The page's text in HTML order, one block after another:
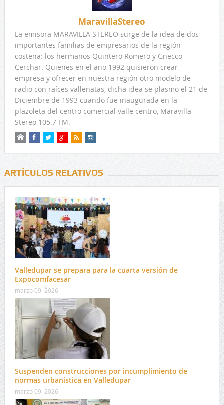
MaravillaStereo
La emisora MARAVILLA STEREO surge de la idea de dos
importantes familias de empresarios de la región
costeña: los hermanos Quintero Romero y Gnecco
Cerchar. Quienes en el año 1992 quisieron crear
empresa y ofrecer en nuestra región otro modelo de
radio con raíces vallenatas, dicha idea se plasmo el 21 de
Diciembre de 1993 cuando fue inaugurada en la
plazoleta del centro comercial valle centro, Maravilla
Stereo 105.7 FM.
ARTÍCULOS RELATIVOS
Valledupar se prepara para la cuarta versión de
Expocomfacesar
marzo 09, 2026
Suspenden construcciones por incumplimiento de
normas urbanística en Valledupar
marzo 09, 2026